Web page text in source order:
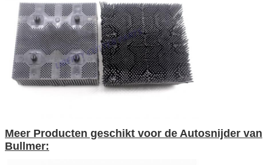
Meer Producten geschikt voor de Autosnijder van
Bullmer: